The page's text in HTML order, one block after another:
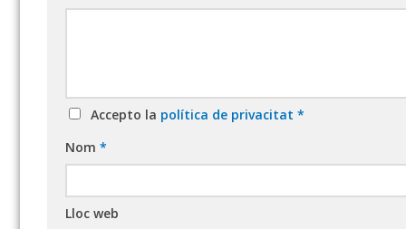
Accepto la política de privacitat *
Nom *
Lloc web